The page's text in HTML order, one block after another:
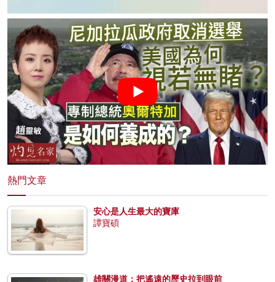
熱門文章
安心是人生最大的寶庫
譚寶碩
雄關漫道：把遙遠的歷史拉到眼前